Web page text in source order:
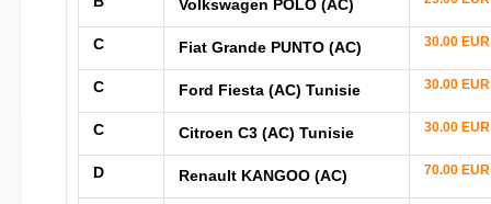
Volkswagen POLO (AC)
C Fiat Grande PUNTO (AC) 30.00 EUR
C Ford Fiesta (AC) Tunisie 30.00 EUR
C Citroen C3 (AC) Tunisie 30.00 EUR
D Renault KANGOO (AC) 70.00 EUR